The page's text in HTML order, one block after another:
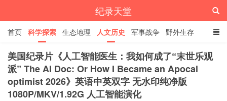
纪录天堂
首页 科学探索 生态地理 人文历史 军事战争 野外生存
经典纪录 4K纪录片 精品资源
美国纪录片《人工智能医生：我如何成了“末世乐观
派” The AI Doc: Or How I Became an Apocal
optimist 2026》英语中英双字 无水印纯净版
1080P/MKV/1.92G 人工智能演化